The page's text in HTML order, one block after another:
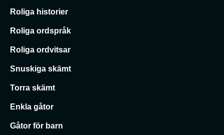
Roliga historier
Roliga ordspråk
Roliga ordvitsar
Snuskiga skämt
Torra skämt
Enkla gåtor
Gåtor för barn